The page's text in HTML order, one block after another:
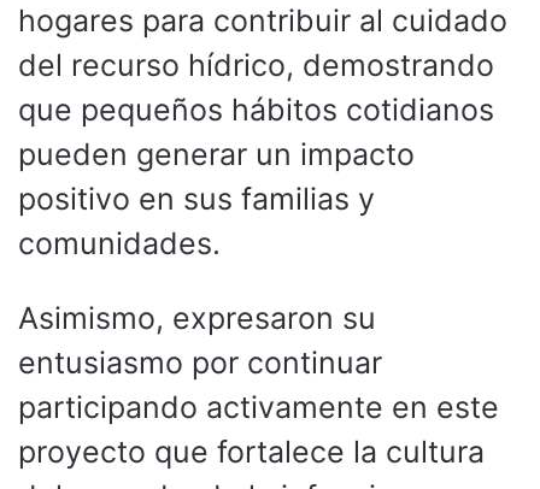
hogares para contribuir al cuidado
del recurso hídrico, demostrando
que pequeños hábitos cotidianos
pueden generar un impacto
positivo en sus familias y
comunidades.
Asimismo, expresaron su
entusiasmo por continuar
participando activamente en este
proyecto que fortalece la cultura